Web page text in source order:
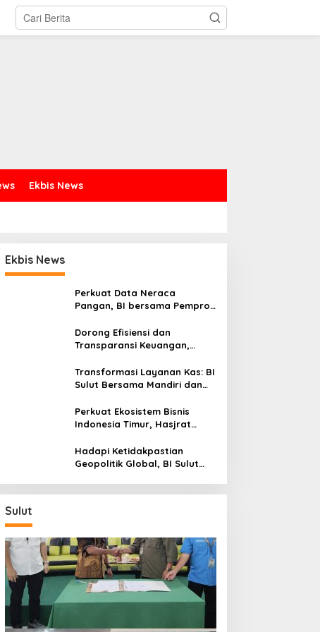
Ekbis News
Ekbis News
Perkuat Data Neraca
Pangan, BI bersama Pemprov
dan Kendalikan Inflasi
Dorong Efisiensi dan
Transparansi Keuangan,
Digitalisasi Transaksi
Bersama BI Sulut
Transformasi Layanan Kas: BI
Sulut Bersama Mandiri dan
Kas Mitra Utama, Jangkau
Wilayah Kepulauan
Perkuat Ekosistem Bisnis
Indonesia Timur, Hasjrat
Generasi ke-9 di Manado
Hadapi Ketidakpastian
Geopolitik Global, BI Sulut
Sulut